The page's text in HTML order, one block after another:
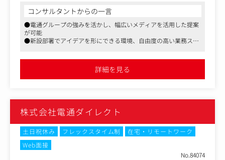
＜担当案件数・体制について＞
・案件規模などにもよってばらつきはありますが、一人3
～4社程度。大きな案件の場合、1社のみチーム制で動く人
・基本的に各職種交えたチーム制で、平均対応人数は3～4
名。こちらも案件規模により大きく人数は変わります。
まず既存の案件を担当いただき、チームメンバーと連携し
ながら新たな顧客開拓に関してもお任せします。
に貢献しつつ、クライアントの課題可決にも貢献できる自
由度の高い重要な仕事をお任せします。
＜具体的な業務内容＞
・衛星波（BS/CS）メインとした「ダイレクトレスポンス
通販枠の仕入れとセールス、およびクライアントへの提
案、放送局リソースを最大限活用した様々な企画の構想～
＜求人のポイント＞
・ダイレクトマーケティングのリーディングカンパニーと
して、オンオフ問わず幅広いアウトプットに対応でき、ク
ライアントのコミュニケーション課題に最適な提案を行っ
コンサルタントからの一言
●電通グループの強みを活かし、幅広いメディアを活用した提案
が可能
●新設部署でアイデアを形にできる環境、自由度の高い業務スタ
詳細を見る
株式会社電通ダイレクト
土日祝休み フレックスタイム制
在宅・リモートワーク
Web面接
No.84074